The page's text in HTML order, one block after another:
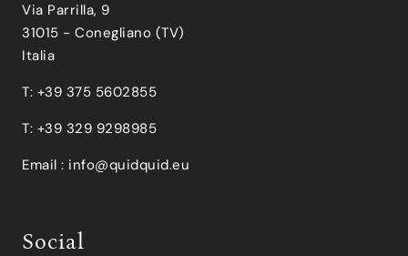
Via Parrilla, 9
31015 - Conegliano (TV)
Italia
T: +39 375 5602855
T: +39 329 9298985
Email : info@quidquid.eu
Social